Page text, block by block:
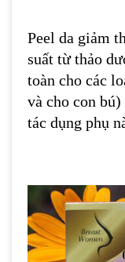
Peel da giảm
suất từ thảo
toàn cho các
và cho con
tác dụng phụ